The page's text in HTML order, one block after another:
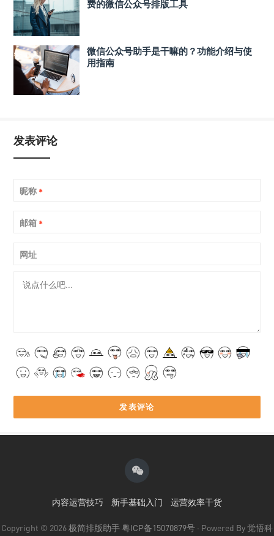
费的微信公众号排版工具
微信公众号助手是干嘛的？功能介绍与使
用指南
发表评论
昵称 *
邮箱 *
网址
内容运营技巧 新手基础入门 运营效率干货
Copyright © 2026极简排版助手粤ICP备15070879号 · Powered By 觉悟科